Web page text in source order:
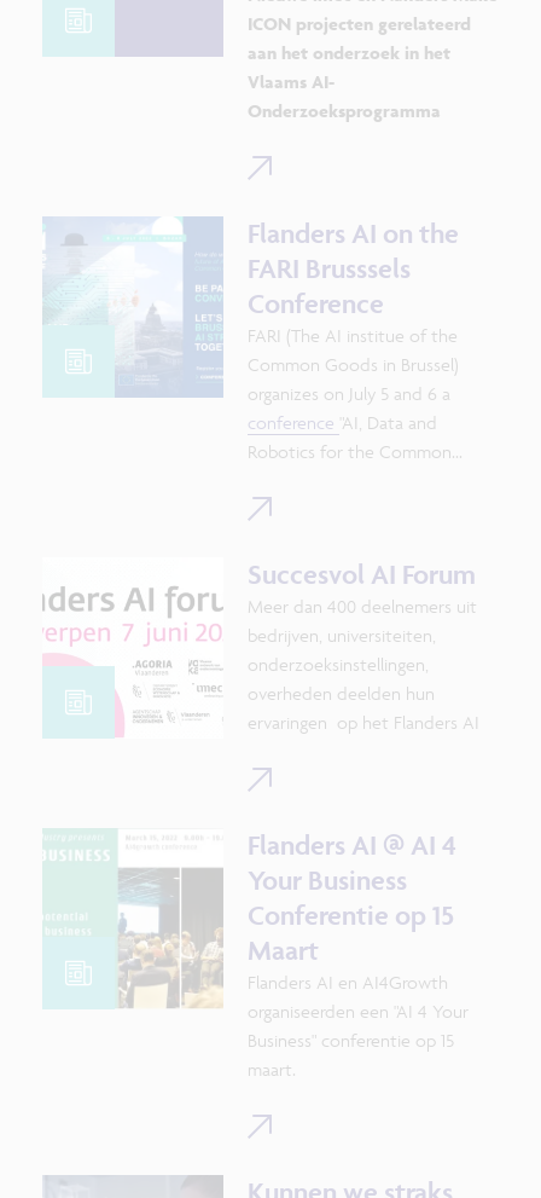
ICON projecten gerelateerd
aan het onderzoek in het
Vlaams AI-
Onderzoeksprogramma
Flanders AI on the
FARI Brusssels
Conference
FARI (The AI institue of the
Common Goods in Brussel)
organizes on July 5 and 6 a
conference "AI, Data and
Robotics for the Common
AI Flanders: Ann Nowé, Steven
AI Research Program) and Rob
Heyman, Pieter Duysburgh
(Knowledge Center Data &
Society).
Succesvol AI Forum
Meer dan 400 deelnemers uit
bedrijven, universiteiten,
onderzoeksinstellingen,
overheden deelden hun
ervaringen op het Flanders AI
EWI, Agoria, VOKA, imec, Vlaams
AI-Onderzoeksprogramma.
Flanders AI @ AI 4
Your Business
Conferentie op 15
Maart
Flanders AI en AI4Growth
organiseerden een "AI 4 Your
Business" conferentie op 15
maart.